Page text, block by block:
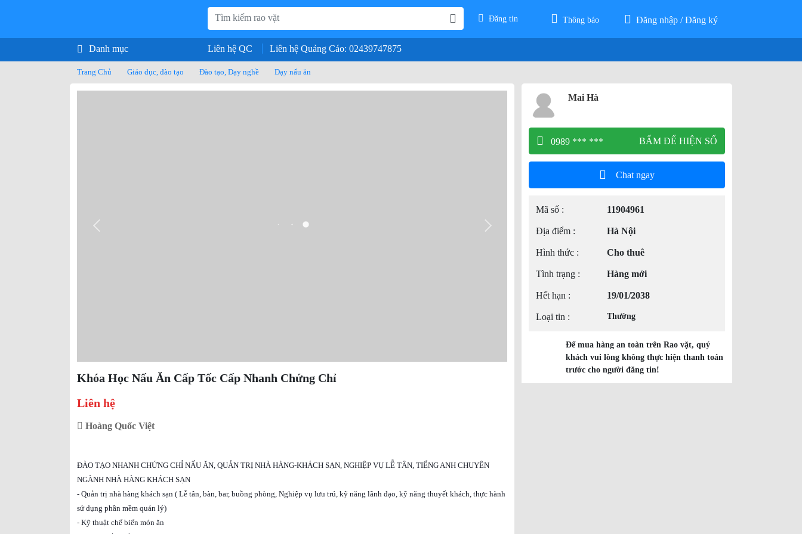
Đăng tin Thông báo Đăng nhập / Đăng ký
Danh mục Liên hệ QC Liên hệ Quảng Cáo: 02439747875
Trang Chủ Giáo dục, đào tạo Đào tạo, Dạy nghề Dạy nấu ăn
Khóa Học Nấu Ăn Cấp Tốc Cấp Nhanh Chứng Chỉ
Liên hệ
Hoàng Quốc Việt
ĐÀO TẠO NHANH CHỨNG CHỈ NẤU ĂN, QUẢN TRỊ NHÀ HÀNG-KHÁCH SẠN, NGHIỆP VỤ LỄ TÂN, TIẾNG ANH CHUYÊN
NGÀNH NHÀ HÀNG KHÁCH SẠN
- Quản trị nhà hàng khách sạn ( Lễ tân, bàn, bar, buồng phòng, Nghiệp vụ lưu trú, kỹ năng lãnh đạo, kỹ năng thuyết khách, thực hành
sử dụng phần mềm quản lý)
- Kỹ thuật chế biến món ăn
Mai Hà
0989 *** *** BẤM ĐỂ HIỆN SỐ
Chat ngay
Mã số : 11904961
Địa điểm : Hà Nội
Hình thức : Cho thuê
Tình trạng : Hàng mới
Hết hạn : 19/01/2038
Loại tin : Thường
Để mua hàng an toàn trên Rao vặt, quý
khách vui lòng không thực hiện thanh toán
trước cho người đăng tin!